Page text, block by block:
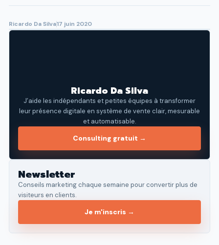
Ricardo Da Silva17 juin 2020
Ricardo Da Silva
J’aide les indépendants et petites équipes à transformer
leur présence digitale en système de vente clair, mesurable
et automatisable.
Consulting gratuit →
Newsletter
Conseils marketing chaque semaine pour convertir plus de
visiteurs en clients.
Je m'inscris →